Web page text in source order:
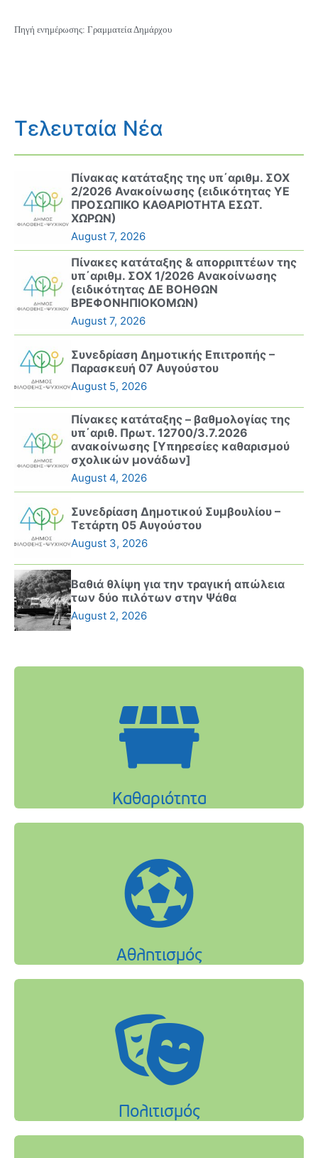
Πηγή ενημέρωσης: Γραμματεία Δημάρχου
Τελευταία Νέα
Πίνακας κατάταξης της υπ΄αριθμ. ΣΟΧ
2/2026 Ανακοίνωσης (ειδικότητας ΥΕ
ΠΡΟΣΩΠΙΚΟ ΚΑΘΑΡΙΟΤΗΤΑ ΕΣΩΤ.
ΧΩΡΩΝ)
August 7, 2026
Πίνακες κατάταξης & απορριπτέων της
υπ΄αριθμ. ΣΟΧ 1/2026 Ανακοίνωσης
(ειδικότητας ΔΕ ΒΟΗΘΩΝ
ΒΡΕΦΟΝΗΠΙΟΚΟΜΩΝ)
August 7, 2026
Συνεδρίαση Δημοτικής Επιτροπής –
Παρασκευή 07 Αυγούστου
August 5, 2026
Πίνακες κατάταξης – βαθμολογίας της
υπ΄αριθ. Πρωτ. 12700/3.7.2026
ανακοίνωσης [Υπηρεσίες καθαρισμού
σχολικών μονάδων]
August 4, 2026
Συνεδρίαση Δημοτικού Συμβουλίου –
Τετάρτη 05 Αυγούστου
August 3, 2026
Βαθιά θλίψη για την τραγική απώλεια
των δύο πιλότων στην Ψάθα
August 2, 2026